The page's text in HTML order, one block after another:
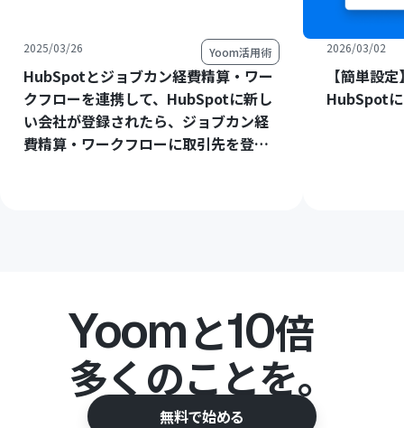
2025/03/26 Yoom活用術
HubSpotとジョブカン経費精算・ワー
クフローを連携して、HubSpotに新し
い会社が登録されたら、ジョブカン経
費精算・ワークフローに取引先を登録
2026/03/02
【簡単設
HubSpot
Yoomと10倍
多くのことを。
無料で始める